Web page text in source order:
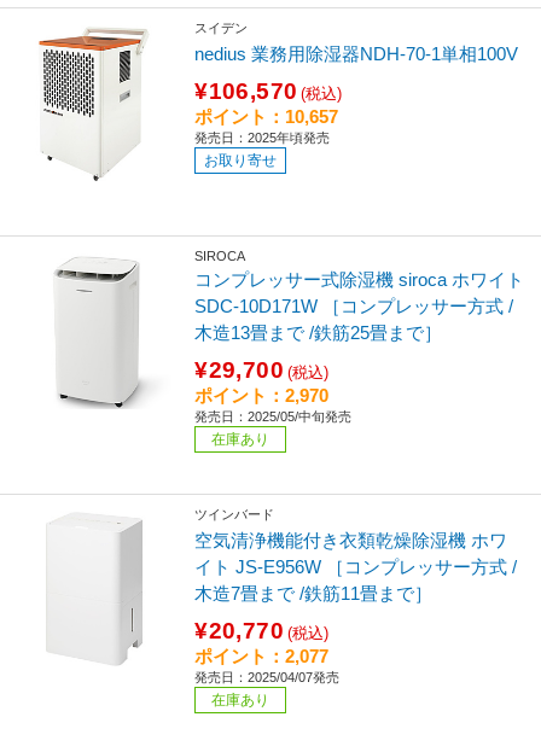
スイデン
nedius 業務用除湿器NDH-70-1単相100V
¥106,570 (税込)
ポイント：10,657
発売日：2025年頃発売
お取り寄せ
SIROCA
コンプレッサー式除湿機 siroca ホワイト
SDC-10D171W ［コンプレッサー方式 /
木造13畳まで /鉄筋25畳まで］
¥29,700 (税込)
ポイント：2,970
発売日：2025/05/中旬発売
在庫あり
ツインバード
空気清浄機能付き衣類乾燥除湿機 ホワ
イト JS-E956W ［コンプレッサー方式 /
木造7畳まで /鉄筋11畳まで］
¥20,770 (税込)
ポイント：2,077
発売日：2025/04/07発売
在庫あり